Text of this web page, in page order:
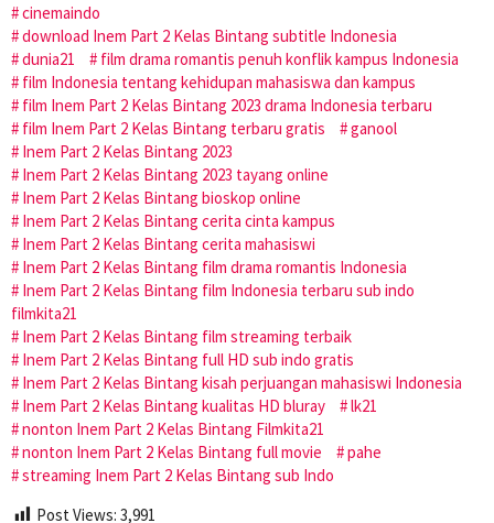
cinemaindo
download Inem Part 2 Kelas Bintang subtitle Indonesia
dunia21
film drama romantis penuh konflik kampus Indonesia
film Indonesia tentang kehidupan mahasiswa dan kampus
film Inem Part 2 Kelas Bintang 2023 drama Indonesia terbaru
film Inem Part 2 Kelas Bintang terbaru gratis
ganool
Inem Part 2 Kelas Bintang 2023
Inem Part 2 Kelas Bintang 2023 tayang online
Inem Part 2 Kelas Bintang bioskop online
Inem Part 2 Kelas Bintang cerita cinta kampus
Inem Part 2 Kelas Bintang cerita mahasiswi
Inem Part 2 Kelas Bintang film drama romantis Indonesia
Inem Part 2 Kelas Bintang film Indonesia terbaru sub indo
filmkita21
Inem Part 2 Kelas Bintang film streaming terbaik
Inem Part 2 Kelas Bintang full HD sub indo gratis
Inem Part 2 Kelas Bintang kisah perjuangan mahasiswi Indonesia
Inem Part 2 Kelas Bintang kualitas HD bluray
lk21
nonton Inem Part 2 Kelas Bintang Filmkita21
nonton Inem Part 2 Kelas Bintang full movie
pahe
streaming Inem Part 2 Kelas Bintang sub Indo
Post Views: 3,991